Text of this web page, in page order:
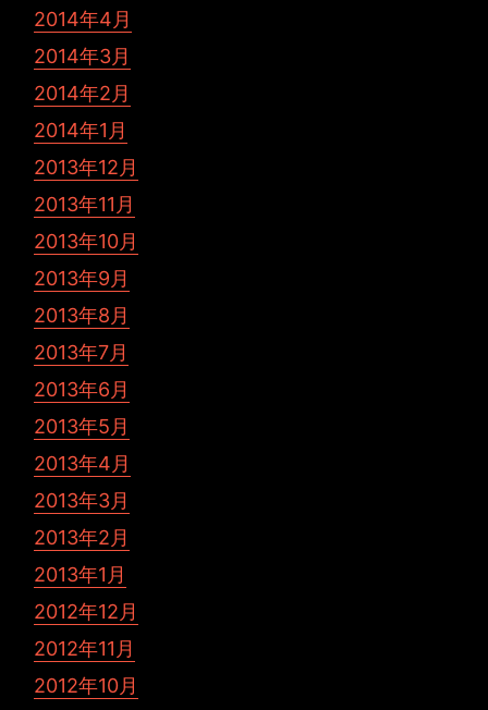
2014年4月
2014年3月
2014年2月
2014年1月
2013年12月
2013年11月
2013年10月
2013年9月
2013年8月
2013年7月
2013年6月
2013年5月
2013年4月
2013年3月
2013年2月
2013年1月
2012年12月
2012年11月
2012年10月